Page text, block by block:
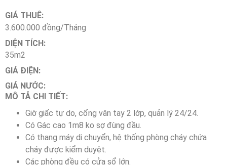
GIÁ THUÊ:
3.600.000 đồng/Tháng
DIỆN TÍCH:
35m2
GIÁ ĐIỆN:
GIÁ NƯỚC:
MÔ TẢ CHI TIẾT:
Giờ giấc tự do, cổng vân tay 2 lớp, quản lý 24/24.
Có Gác cao 1m8 ko sợ đùng đầu.
Có thang máy di chuyển, hệ thống phòng cháy chứa
cháy được kiểm duyệt.
Các phòng đều có cửa sổ lớn.